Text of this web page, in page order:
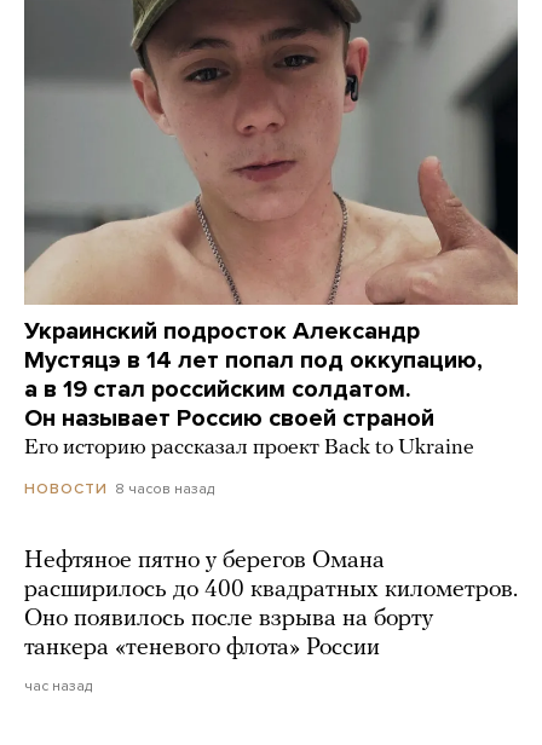
Украинский подросток Александр
Мустяцэ в 14 лет попал под оккупацию,
а в 19 стал российским солдатом.
Он называет Россию своей страной
Его историю рассказал проект Back to Ukraine
НОВОСТИ 8 часов назад
Нефтяное пятно у берегов Омана
расширилось до 400 квадратных километров.
Оно появилось после взрыва на борту
танкера «теневого флота» России
час назад